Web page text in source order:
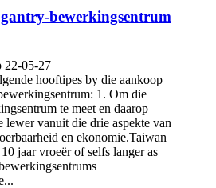
bewerkingsentrum
22-05-27
hooftipes by die aankoop
1. Om die
te meet en daarop
lewer vanuit die drie aspekte van
en ekonomie.Taiwan
jaar vroeër of selfs langer as